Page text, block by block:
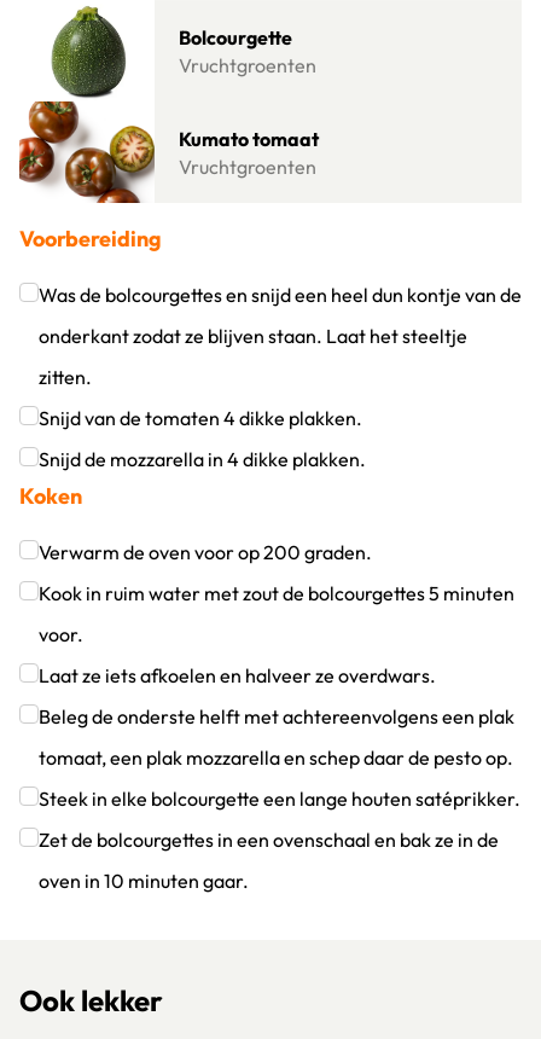
Bolcourgette
Vruchtgroenten
Lees meer over Bolcourgette
Kumato tomaat
Vruchtgroenten
Lees meer over Kumato tomaat
Voorbereiding
Was de bolcourgettes en snijd een heel dun kontje van de
onderkant zodat ze blijven staan. Laat het steeltje
zitten.
Klik om dit selectievakje aan te vinken
Snijd van de tomaten 4 dikke plakken.
Klik om dit selectievakje aan te vinken
Snijd de mozzarella in 4 dikke plakken.
Klik om dit selectievakje aan te vinken
Koken
Verwarm de oven voor op 200 graden.
Klik om dit selectievakje aan te vinken
Kook in ruim water met zout de bolcourgettes 5 minuten
voor.
Klik om dit selectievakje aan te vinken
Laat ze iets afkoelen en halveer ze overdwars.
Klik om dit selectievakje aan te vinken
Beleg de onderste helft met achtereenvolgens een plak
tomaat, een plak mozzarella en schep daar de pesto op.
Klik om dit selectievakje aan te vinken
Steek in elke bolcourgette een lange houten satéprikker.
Klik om dit selectievakje aan te vinken
Zet de bolcourgettes in een ovenschaal en bak ze in de
oven in 10 minuten gaar.
Ook lekker